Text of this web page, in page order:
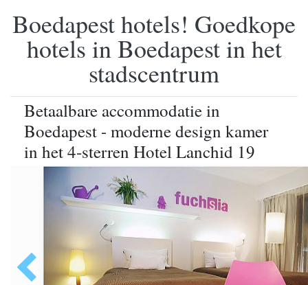
Boedapest hotels! Goedkope
hotels in Boedapest in het
stadscentrum
Betaalbare accommodatie in
Boedapest - moderne design kamer
in het 4-sterren Hotel Lanchid 19